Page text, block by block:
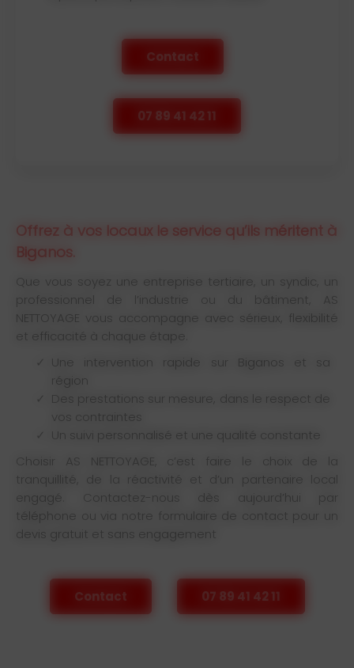
Contact
07 89 41 42 11
Offrez à vos locaux le service qu’ils méritent à
Biganos.
Que vous soyez une entreprise tertiaire, un syndic, un
professionnel de l’industrie ou du bâtiment, AS
NETTOYAGE vous accompagne avec sérieux, flexibilité
et efficacité à chaque étape.
Une intervention rapide sur Biganos et sa
région
Des prestations sur mesure, dans le respect de
vos contraintes
Un suivi personnalisé et une qualité constante
Choisir AS NETTOYAGE, c’est faire le choix de la
tranquillité, de la réactivité et d’un partenaire local
engagé. Contactez-nous dès aujourd’hui par
téléphone ou via notre formulaire de contact pour un
devis gratuit et sans engagement
Contact 07 89 41 42 11